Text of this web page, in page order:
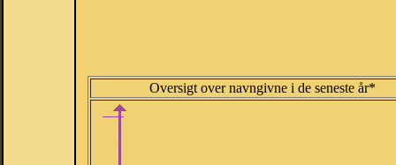
Oversigt over navngivne i de seneste år*